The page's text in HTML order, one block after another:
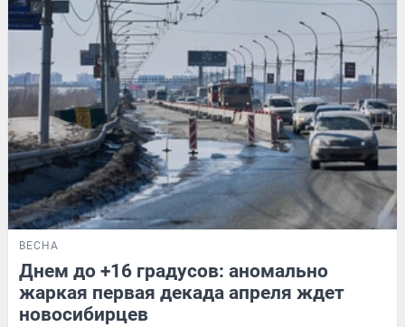
ВЕСНА
Днем до +16 градусов: аномально
жаркая первая декада апреля ждет
новосибирцев